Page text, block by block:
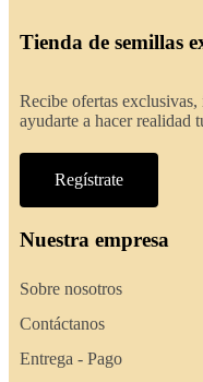
Tienda de semillas
Recibe ofertas
ayudarte a hacer realidad
Regístrate
Nuestra empresa
Sobre nosotros
Contáctanos
Entrega - Pago